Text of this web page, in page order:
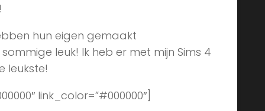
hun eigen gemaakt
leuk! Ik heb er met mijn Sims 4
leukste!
link_color=”#000000″]